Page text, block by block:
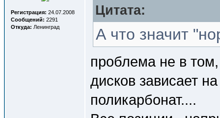
Регистрация: 24.07.2008
Сообщений: 2291
Откуда: Ленинград
Цитата:
А что значит
проблема не в
дисков зависает
поликарбонат....